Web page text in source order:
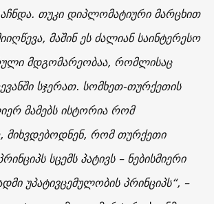
თუკი დიპლომატიური მარცხით
მაშინ ეს ძალიან საინტერესო
მდგომარეობაა, რომლისაც
სჯერათ. სომხეთ-თურქეთის
მამებს ისტორია რომ
რომ თურქეთი
სცემს პატივს – ნებისმიერი
უპატივცემულობის პრინციპს“, –